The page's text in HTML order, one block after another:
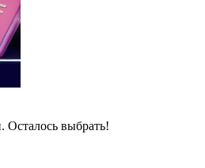
Осталось выбрать!